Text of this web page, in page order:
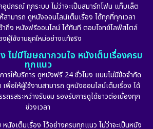
ปกรณ์ ทุกระบบ ไม่ว่าจะเป็นสมาร์ทโฟน แท็บเล็ต
ามารถ ดูหนังออนไลน์เต็มเรื่อง ได้ทุกที่ทุกเวลา
าถึง หนังฟรีออนไลน์ ได้ทันที ตอบโจทย์ไลฟ์สไตล์
งผู้ใช้งานยุคใหม่อย่างแท้จริง
ไม่มีโฆษณากวนใจ หนังเต็มเรื่องครบ
ทุกแนว
รให้บริการ ดูหนังฟรี 24 ชั่วโมง แบบไม่มีข้อจำกัด
อให้ผู้ใช้งานสามารถ ดูหนังออนไลน์เต็มเรื่อง ได้
ถรสระหว่างรับชม รองรับการดูได้ยาวต่อเนื่องทุก
ช่วงเวลา
งเต็มเรื่อง ไว้อย่างครบทุกแนว ไม่ว่าจะเป็นหนัง